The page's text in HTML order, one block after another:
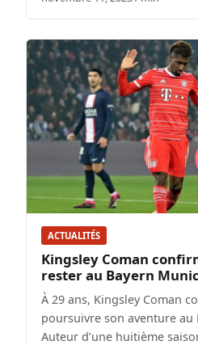
ACTUALITÉS
Kingsley Coman
rester au Bayern
À 29 ans, Kingsley Coman
poursuivre son aventure au
Auteur d’une huitième